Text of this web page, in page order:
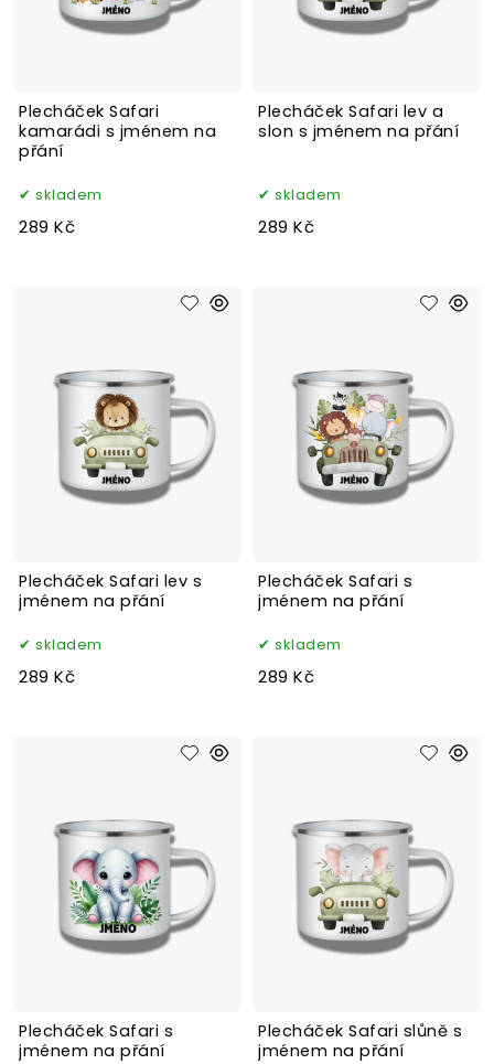
Plecháček Safari
kamarádi s jménem na
přání
skladem
289 Kč
Plecháček Safari lev a
slon s jménem na přání
skladem
289 Kč
Plecháček Safari lev s
jménem na přání
skladem
289 Kč
Plecháček Safari s
jménem na přání
skladem
289 Kč
Plecháček Safari s
jménem na přání
Plecháček Safari slůně s
jménem na přání